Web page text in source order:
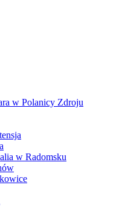
w Polanicy Zdroju
w Radomsku